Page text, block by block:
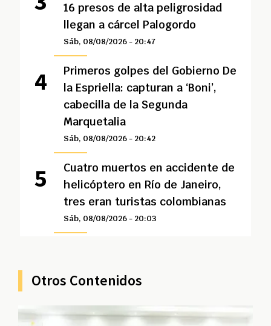
16 presos de alta peligrosidad
llegan a cárcel Palogordo
Sáb, 08/08/2026 - 20:47
Primeros golpes del Gobierno De
la Espriella: capturan a ‘Boni’,
cabecilla de la Segunda
Marquetalia
Sáb, 08/08/2026 - 20:42
Cuatro muertos en accidente de
helicóptero en Río de Janeiro,
tres eran turistas colombianas
Sáb, 08/08/2026 - 20:03
Otros Contenidos